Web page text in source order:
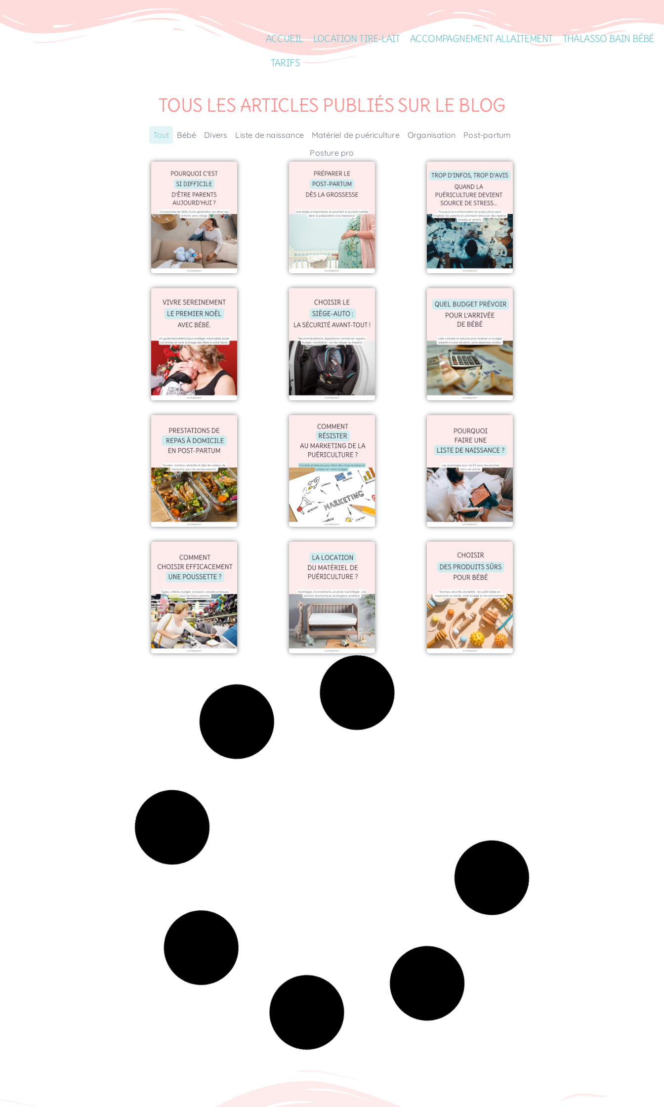
ACCUEIL LOCATION TIRE-LAIT ACCOMPAGNEMENT ALLAITEMENT THALASSO BAIN BÉBÉ
TARIFS
TOUS LES ARTICLES PUBLIÉS SUR LE BLOG
Bébé Divers Liste de naissance Matériel de puériculture Organisation
Post-partum
Posture pro
Tout